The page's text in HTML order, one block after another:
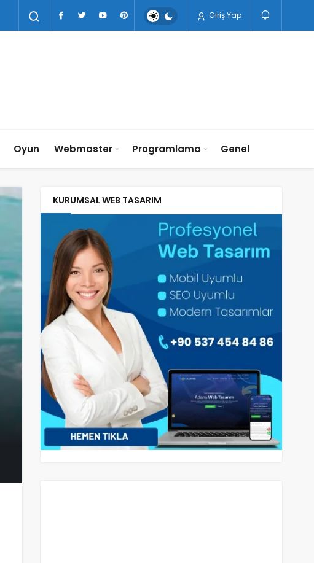
Giriş Yap
Oyun Webmaster Programlama Genel
KURUMSAL WEB TASARIM